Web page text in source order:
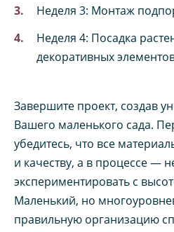
Неделя 3: Монтаж
Неделя 4: Посадка
декоративных
Завершите проект, создав
Вашего маленького сада.
убедитесь, что все
и качеству, а в процессе —
экспериментировать с
Маленький, но
правильную организацию